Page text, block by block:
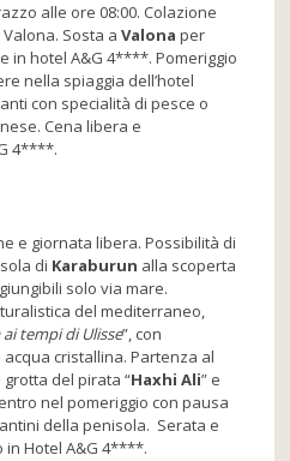
alle ore 08:00. Colazione
Sosta aValona per
in hotel A&G 4****. Pomeriggio
nella spiaggia dell’hotel
con specialità di pesce o
Cena libera e
4****.
e giornata libera. Possibilità di
di Karaburun alla scoperta
solo via mare.
del mediterraneo,
ai tempi di Ulisse”, con
cristallina. Partenza al
del pirata “Haxhi Ali” e
nel pomeriggio con pausa
della penisola. Serata e
in Hotel A&G 4****.